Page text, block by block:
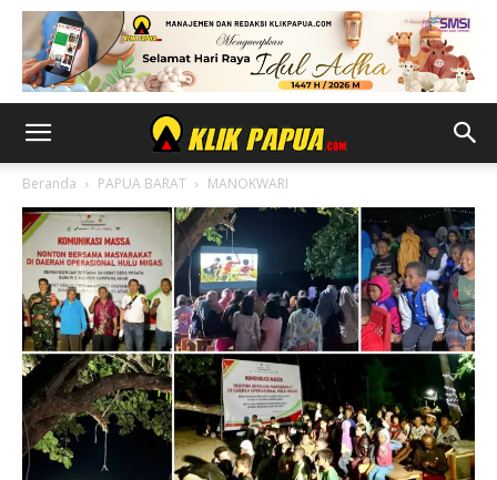
Beranda PAPUA BARAT MANOKWARI